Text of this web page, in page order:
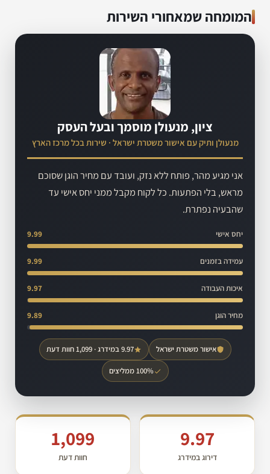
המומחה שמאחורי השירות
ציון, מנעולן מוסמך ובעל העסק
מנעולן ותיק עם אישור משטרת ישראל · שירות בכל מרכז הארץ
אני מגיע מהר, פותח ללא נזק, ועובד עם מחיר הוגן שסוכם
מראש, בלי הפתעות. כל לקוח מקבל ממני יחס אישי עד
שהבעיה נפתרת.
יחס אישי 9.99
עמידה בזמנים 9.99
איכות העבודה 9.97
מחיר הוגן 9.89
אישור משטרת ישראל 9.97 במידרג · 1,099 חוות דעת
100% ממליצים
9.97
דירוג במידרג
1,099
חוות דעת